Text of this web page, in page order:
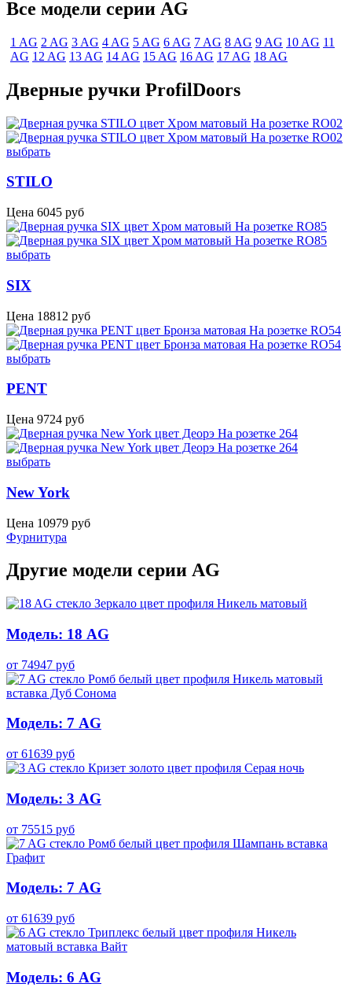
Все модели серии AG
1 AG 2 AG 3 AG 4 AG 5 AG 6 AG 7 AG 8 AG 9 AG 10 AG 11
AG 12 AG 13 AG 14 AG 15 AG 16 AG 17 AG 18 AG
Дверные ручки ProfilDoors
выбрать
STILO
Цена 6045 руб
выбрать
SIX
Цена 18812 руб
выбрать
PENT
Цена 9724 руб
выбрать
New York
Цена 10979 руб
Фурнитура
Другие модели серии AG
Модель: 18 AG
от 74947 руб
Модель: 7 AG
от 61639 руб
Модель: 3 AG
от 75515 руб
Модель: 7 AG
от 61639 руб
Модель: 6 AG